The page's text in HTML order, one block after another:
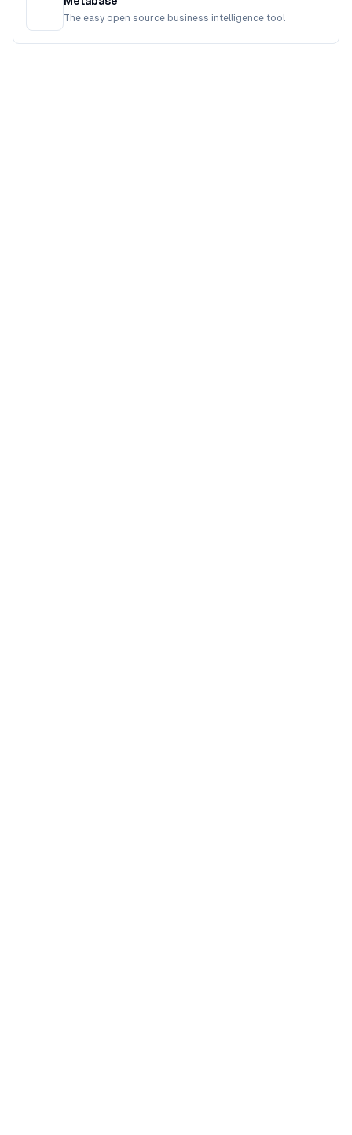
The easy open source business intelligence tool